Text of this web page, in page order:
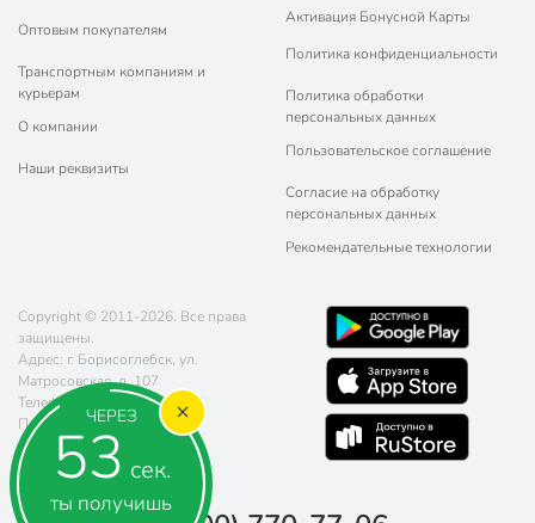
ЧЕРЕЗ
52 сек.
ты получишь
Оптовым покупателям
Транспортным компаниям и
курьерам
О компании
Наши реквизиты
Активация Бонусной Карты
Политика конфиденциальности
Политика обработки
персональных данных
Пользовательское соглашение
Согласие на обработку
персональных данных
Рекомендательные технологии
Copyright © 2011-2026. Все права
защищены.
Адрес: г. Борисоглебск, ул.
Матросовская, д. 107
Телефон:
8 (800) 770-77-06
Почта:
sales@poryadok.ru